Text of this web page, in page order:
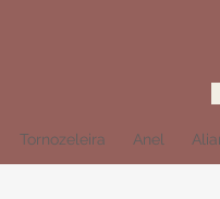
Tornozeleira Anel